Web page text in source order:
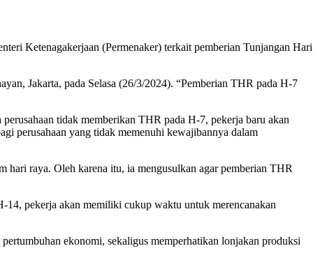
Ketenagakerjaan (Permenaker) terkait pemberian Tunjangan Hari
Jakarta, pada Selasa (26/3/2024). “Pemberian THR pada H-7
tidak memberikan THR pada H-7, pekerja baru akan
perusahaan yang tidak memenuhi kewajibannya dalam
raya. Oleh karena itu, ia mengusulkan agar pemberian THR
pekerja akan memiliki cukup waktu untuk merencanakan
ekonomi, sekaligus memperhatikan lonjakan produksi